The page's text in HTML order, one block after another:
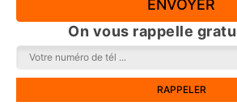
On vous rappelle